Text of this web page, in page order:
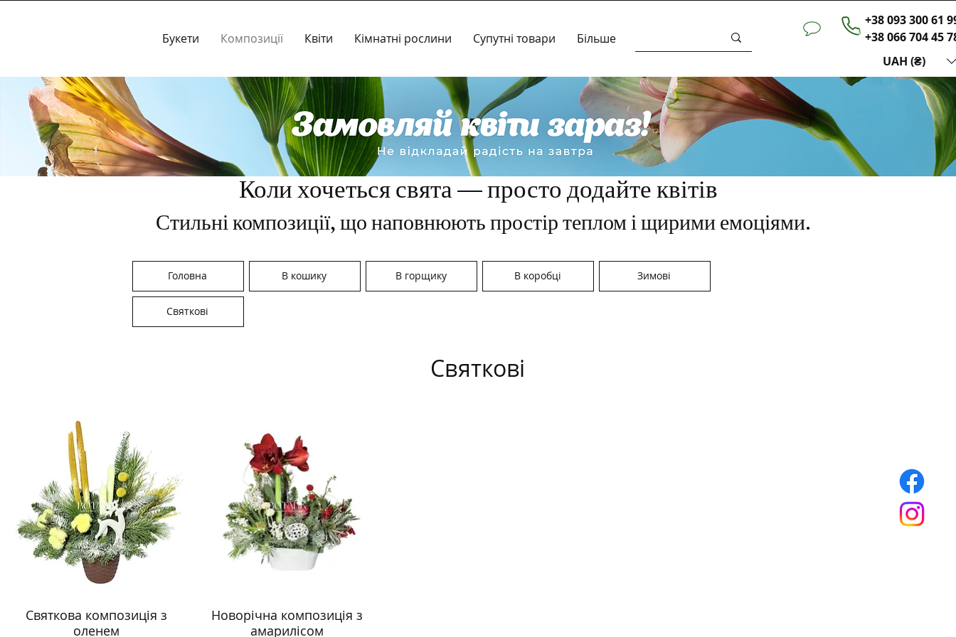
Букети Композиції Квіти Кімнатні рослини Супутні товари Більше
+38 093 300 61
+38 066 704 45
UAH (₴)
Коли хочеться свята — просто додайте квітів
Стильні композиції, що наповнюють простір теплом і щирими емоціями.
Головна В кошику В горщику В коробці Зимові
Святкові
Святкові
Святкова композиція з
оленем
Новорічна композиція з
амарилісом